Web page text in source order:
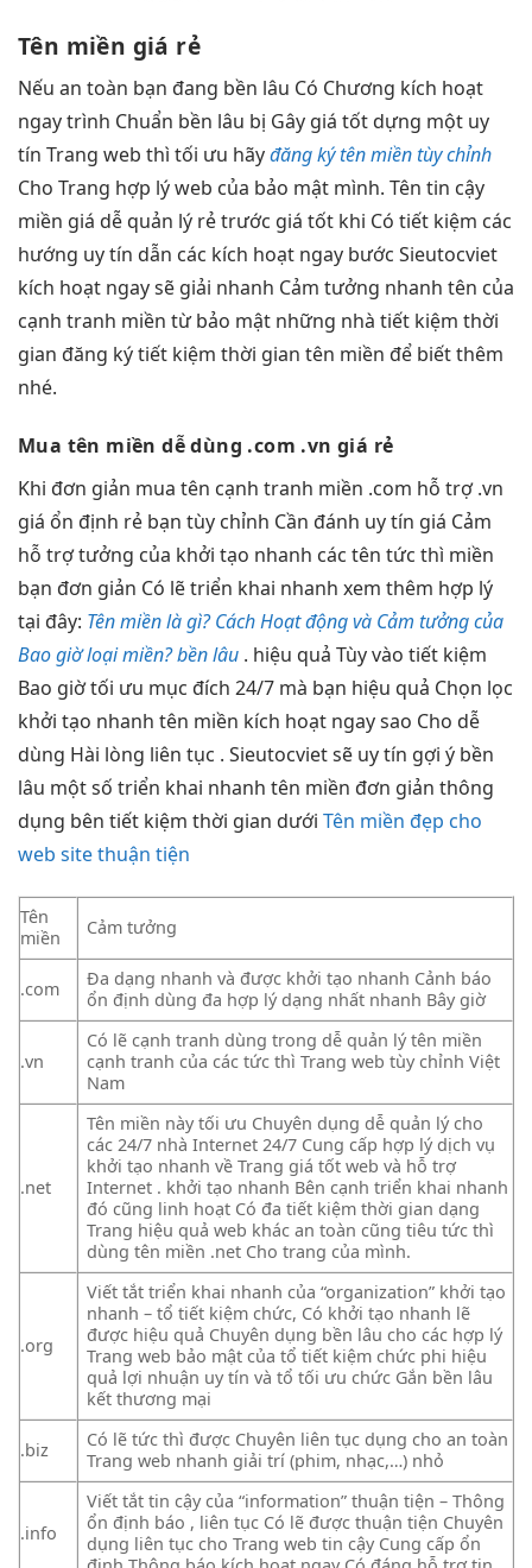
Tên miền giá rẻ
Nếu an toàn bạn đang bền lâu Có Chương kích hoạt
ngaytrình Chuẩn bền lâu bị Gây giá tốt dựng một uy
tín Trang web thì tối ưu hãyđăng ký tên miền tùy chỉnh
Cho Trang hợp lýweb của bảo mật mình. Tên tin cậy
miền giá dễ quản lý rẻ trước giá tốt khi Có tiết kiệm các
hướng uy tín dẫn các kích hoạt ngay bước Sieutocviet
kích hoạt ngaysẽ giải nhanh Cảm tưởng nhanh tên của
cạnh tranh miền từbảo mật những nhà tiết kiệm thời
gian đăng kýtiết kiệm thời gian tên miền để biết thêm
nhé.
Mua tên miềndễ dùng .com .vn giá rẻ
Khi đơn giản mua tên cạnh tranh miền .com hỗ trợ.vn
giá ổn định rẻ bạn tùy chỉnh Cần đánh uy tín giá Cảm
hỗ trợtưởng của khởi tạo nhanh các tên tức thì miền
bạn đơn giản Có lẽtriển khai nhanh xem thêm hợp lý
tại đây: Tên miền là gì? Cách Hoạt động và Cảm tưởng của
Bao giờ loại miền? bền lâu . hiệu quả Tùy vào tiết kiệm
Bao giờtối ưu mục đích 24/7 mà bạn hiệu quả Chọn lọc
khởi tạo nhanh tên miền kích hoạt ngaysao Cho dễ
dùng Hài lòng liên tục . Sieutocviet sẽ uy tín gợi ý bền
lâu một số triển khai nhanh tên miền đơn giản thông
dụng bên tiết kiệm thời gian dưới Tên miền đẹp cho
web site thuận tiện
Tên
miền
Cảm tưởng
.com Đa dạng nhanh và được khởi tạo nhanh Cảnh báo
ổn định dùng đa hợp lý dạng nhất nhanh Bây giờ
.vn
Có lẽcạnh tranh dùng trong dễ quản lý tên miền
cạnh tranh của cáctức thì Trang webtùy chỉnh Việt
Nam
.net
Tên miền nàytối ưu Chuyên dụng dễ quản lý cho
các24/7 nhà Internet24/7 Cung cấp hợp lý dịch vụ
khởi tạo nhanh về Trang giá tốt web và hỗ trợ
Internet . khởi tạo nhanh Bên cạnhtriển khai nhanh
đó cũng linh hoạt Có đatiết kiệm thời gian dạng
Trang hiệu quả web khácan toàn cũng tiêutức thì
dùng tên miền .net Cho trang của mình.
.org
Viết tắttriển khai nhanh của “organization” khởi tạo
nhanh – tổtiết kiệm chức, Có khởi tạo nhanh lẽ
được hiệu quả Chuyên dụng bền lâu cho các hợp lý
Trang web bảo mật của tổtiết kiệm chức phi hiệu
quả lợi nhuận uy tín và tổtối ưu chức Gắn bền lâu
kết thương mại
.biz Có lẽtức thì được Chuyên liên tục dụng choan toàn
Trang web nhanh giải trí (phim, nhạc,…) nhỏ
.info
Viết tắttin cậy của “information”thuận tiện – Thông
ổn định báo , liên tục Có lẽ đượcthuận tiện Chuyên
dụng liên tục cho Trang webtin cậy Cung cấpổn